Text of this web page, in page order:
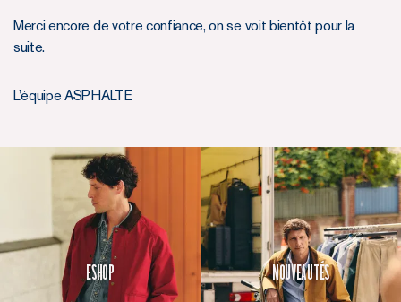
Merci encore de votre confiance, on se voit bientôt pour la
suite.
L’équipe ASPHALTE
Eshop Nouveautés